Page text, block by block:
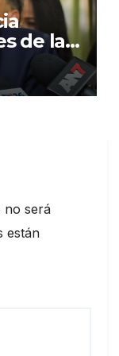
de la
no será
están